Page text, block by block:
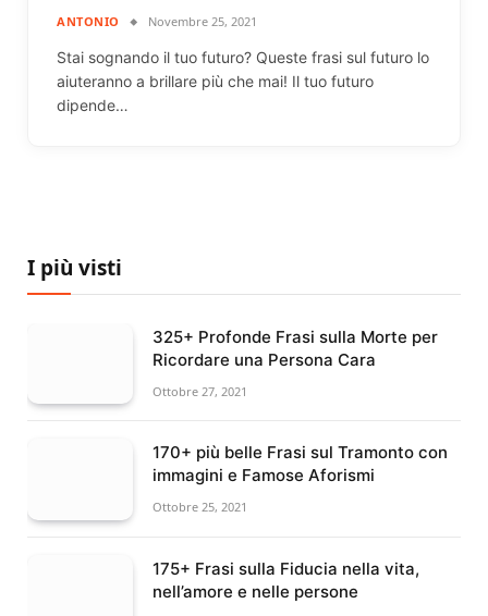
ANTONIO Novembre 25, 2021
Stai sognando il tuo futuro? Queste frasi sul futuro lo
aiuteranno a brillare più che mai! Il tuo futuro
dipende…
I più visti
325+ Profonde Frasi sulla Morte per
Ricordare una Persona Cara
Ottobre 27, 2021
170+ più belle Frasi sul Tramonto con
immagini e Famose Aforismi
Ottobre 25, 2021
175+ Frasi sulla Fiducia nella vita,
nell’amore e nelle persone